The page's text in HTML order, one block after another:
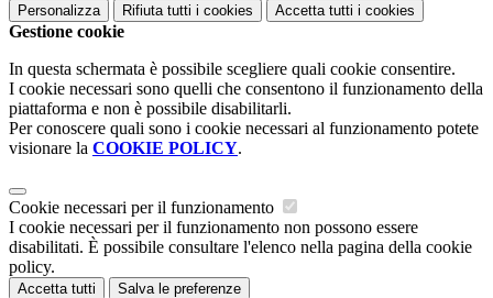
Personalizza Rifiuta tutti i cookies Accetta tutti i cookies
Gestione cookie
In questa schermata è possibile scegliere quali cookie consentire.
I cookie necessari sono quelli che consentono il funzionamento della
piattaforma e non è possibile disabilitarli.
Per conoscere quali sono i cookie necessari al funzionamento potete
visionare la COOKIE POLICY.
Cookie necessari per il funzionamento
I cookie necessari per il funzionamento non possono essere
disabilitati. È possibile consultare l'elenco nella pagina della cookie
policy.
Accetta tutti Salva le preferenze